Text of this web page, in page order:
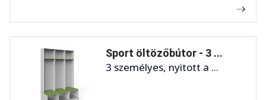
Sport öltözőbútor - 3 ...
3 személyes, nyitott a ...